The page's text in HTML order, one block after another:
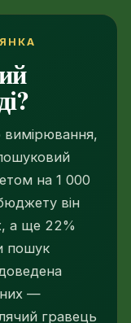
на 1 000
він
а ще 22%
пошук
—
гравець